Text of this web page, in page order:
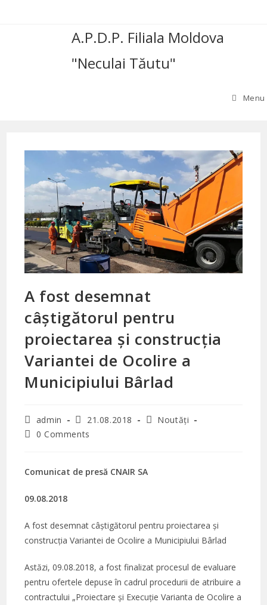
A.P.D.P. Filiala Moldova
"Neculai Tăutu"
Menu
A fost desemnat
câștigătorul pentru
proiectarea și construcția
Variantei de Ocolire a
Municipiului Bârlad
Post
author:
admin
Post
published:
21.08.2018
PostNoutăți
Post0 Comments
Comunicat de presă CNAIR SA
09.08.2018
A fost desemnat câștigătorul pentru proiectarea și
construcția Variantei de Ocolire a Municipiului Bârlad
Astăzi, 09.08.2018, a fost finalizat procesul de evaluare
pentru ofertele depuse în cadrul procedurii de atribuire a
contractului „Proiectare și Execuție Varianta de Ocolire a